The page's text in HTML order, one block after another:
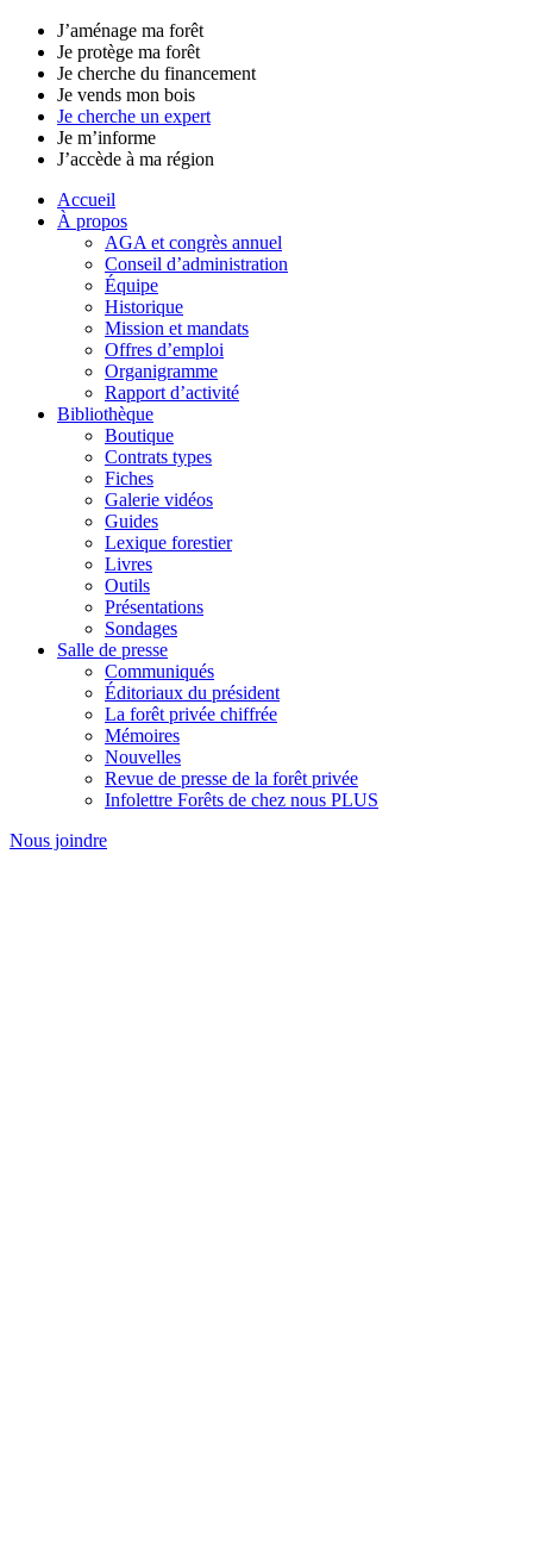
J’aménage ma forêt
Je protège ma forêt
Je cherche du financement
Je vends mon bois
Je cherche un expert
Je m’informe
J’accède à ma région
Accueil
À propos
AGA et congrès annuel
Conseil d’administration
Équipe
Historique
Mission et mandats
Offres d’emploi
Organigramme
Rapport d’activité
Bibliothèque
Boutique
Contrats types
Fiches
Galerie vidéos
Guides
Lexique forestier
Livres
Outils
Présentations
Sondages
Salle de presse
Communiqués
Éditoriaux du président
La forêt privée chiffrée
Mémoires
Nouvelles
Revue de presse de la forêt privée
Infolettre Forêts de chez nous PLUS
Nous joindre